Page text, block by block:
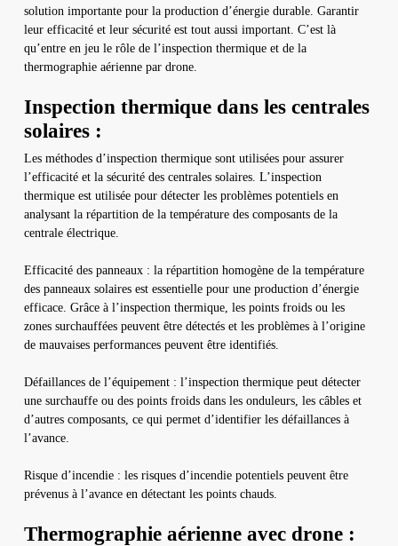
solution importante pour la production d’énergie durable. Garantir
leur efficacité et leur sécurité est tout aussi important. C’est là
qu’entre en jeu le rôle de l’inspection thermique et de la
thermographie aérienne par drone.
Inspection thermique dans les centrales
solaires :
Les méthodes d’inspection thermique sont utilisées pour assurer
l’efficacité et la sécurité des centrales solaires. L’inspection
thermique est utilisée pour détecter les problèmes potentiels en
analysant la répartition de la température des composants de la
centrale électrique.
Efficacité des panneaux : la répartition homogène de la température
des panneaux solaires est essentielle pour une production d’énergie
efficace. Grâce à l’inspection thermique, les points froids ou les
zones surchauffées peuvent être détectés et les problèmes à l’origine
de mauvaises performances peuvent être identifiés.
Défaillances de l’équipement : l’inspection thermique peut détecter
une surchauffe ou des points froids dans les onduleurs, les câbles et
d’autres composants, ce qui permet d’identifier les défaillances à
l’avance.
Risque d’incendie : les risques d’incendie potentiels peuvent être
prévenus à l’avance en détectant les points chauds.
Thermographie aérienne avec drone :